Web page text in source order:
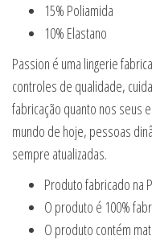
15% Poliamida
10% Elastano
Passion é uma lingerie
controles de qualidade,
fabricação quanto nos seus
mundo de hoje, pessoas
sempre atualizadas.
Produto fabricado na
O produto é 100%
O produto contém